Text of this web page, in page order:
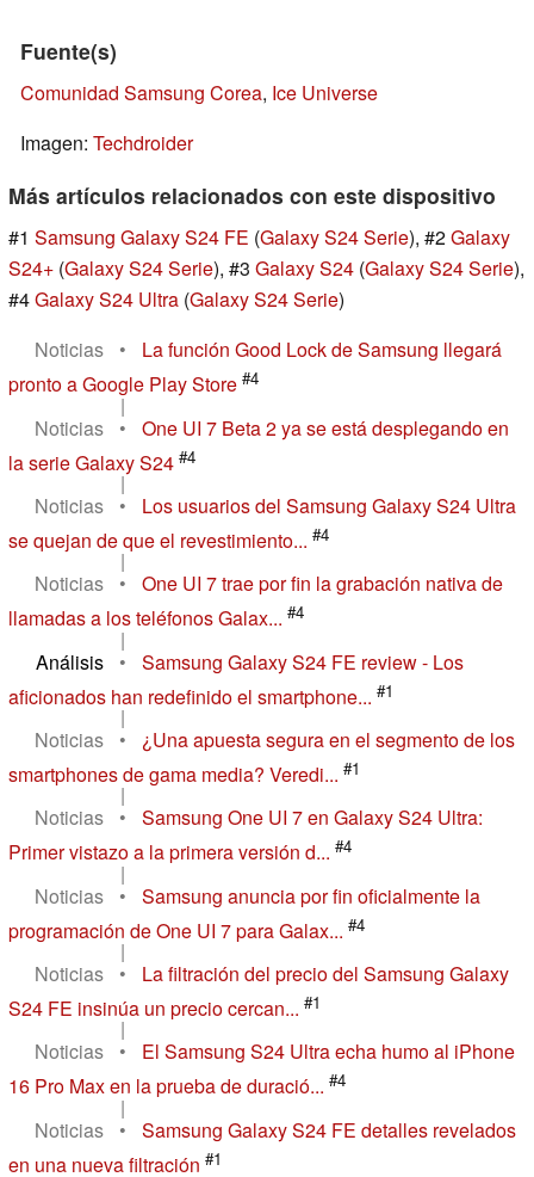
Fuente(s)
Comunidad Samsung Corea, Ice Universe
Imagen: Techdroider
Más artículos relacionados con este dispositivo
#1 Samsung Galaxy S24 FE (Galaxy S24 Serie), #2Galaxy
S24+ (Galaxy S24 Serie), #3 Galaxy S24 (Galaxy S24 Serie),
#4Galaxy S24 Ultra (Galaxy S24 Serie)
Noticias
•
La función Good Lock de Samsung llegará
pronto a Google Play Store #4
|
Noticias
•
One UI 7 Beta 2 ya se está desplegando en
la serie Galaxy S24 #4
|
Noticias
•
Los usuarios del Samsung Galaxy S24 Ultra
se quejan de que el revestimiento... #4
|
Noticias
•
One UI 7 trae por fin la grabación nativa de
llamadas a los teléfonos Galax... #4
|
Análisis
•
Samsung Galaxy S24 FE review - Los
aficionados han redefinido el smartphone... #1
|
Noticias
•
¿Una apuesta segura en el segmento de los
smartphones de gama media? Veredi... #1
|
Noticias
•
Samsung One UI 7 en Galaxy S24 Ultra:
Primer vistazo a la primera versión d... #4
|
Noticias
•
Samsung anuncia por fin oficialmente la
programación de One UI 7 para Galax... #4
|
Noticias
•
La filtración del precio del Samsung Galaxy
S24 FE insinúa un precio cercan... #1
|
Noticias
•
El Samsung S24 Ultra echa humo al iPhone
16 Pro Max en la prueba de duració... #4
|
Noticias
•
Samsung Galaxy S24 FE detalles revelados
en una nueva filtración #1